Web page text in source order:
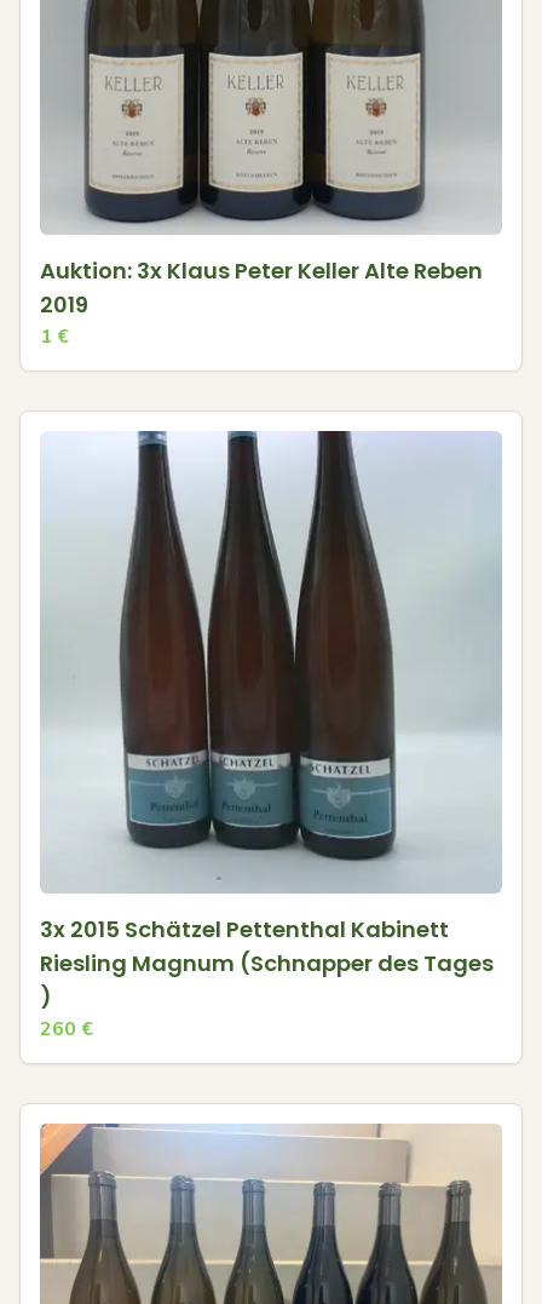
Auktion: 3x Klaus Peter Keller Alte Reben
2019
1 €
3x 2015 Schätzel Pettenthal Kabinett
Riesling Magnum (Schnapper des Tages
)
260 €